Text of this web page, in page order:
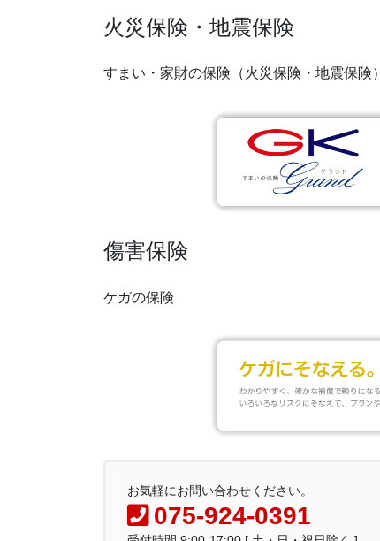
火災保険・地震保険
すまい・家財の保険（火災保険・地震保険）
傷害保険
ケガの保険
お気軽にお問い合わせください。
075-924-0391